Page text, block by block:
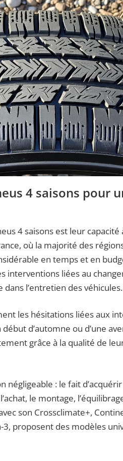
4 saisons pour
4 saisons est leur
où la majorité des
en temps et en
interventions liées au
l’entretien des véhicules.
les hésitations liées aux
début d’automne ou d’une
grâce à la qualité de
négligeable : le fait
le montage,
son Crossclimate+,
3, proposent des modèles